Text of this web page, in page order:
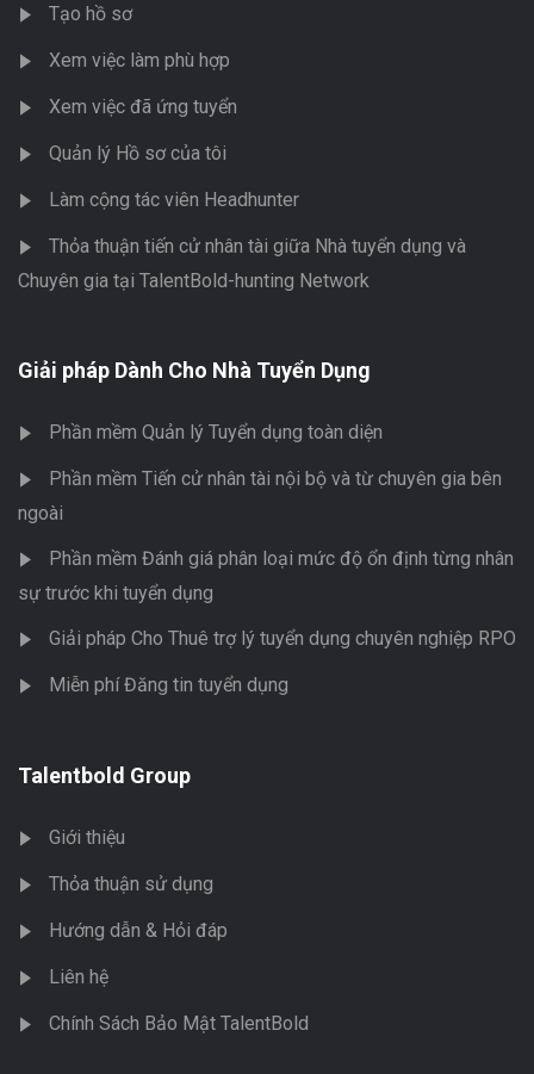
Tạo hồ sơ
Xem việc làm phù hợp
Xem việc đã ứng tuyển
Quản lý Hồ sơ của tôi
Làm cộng tác viên Headhunter
Thỏa thuận tiến cử nhân tài giữa Nhà tuyển dụng và
Chuyên gia tại TalentBold-hunting Network
Giải pháp Dành Cho Nhà Tuyển Dụng
Phần mềm Quản lý Tuyển dụng toàn diện
Phần mềm Tiến cử nhân tài nội bộ và từ chuyên gia bên
ngoài
Phần mềm Đánh giá phân loại mức độ ổn định từng nhân
sự trước khi tuyển dụng
Giải pháp Cho Thuê trợ lý tuyển dụng chuyên nghiệp RPO
Miễn phí Đăng tin tuyển dụng
Talentbold Group
Giới thiệu
Thỏa thuận sử dụng
Hướng dẫn & Hỏi đáp
Liên hệ
Chính Sách Bảo Mật TalentBold